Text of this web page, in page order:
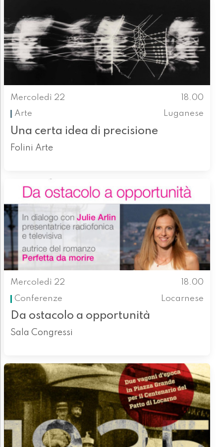
Mercoledì 22
18.00
Arte
Luganese
Una certa idea di precisione
Folini Arte
Mercoledì 22
18.00
Conferenze
Locarnese
Da ostacolo a opportunità
Sala Congressi